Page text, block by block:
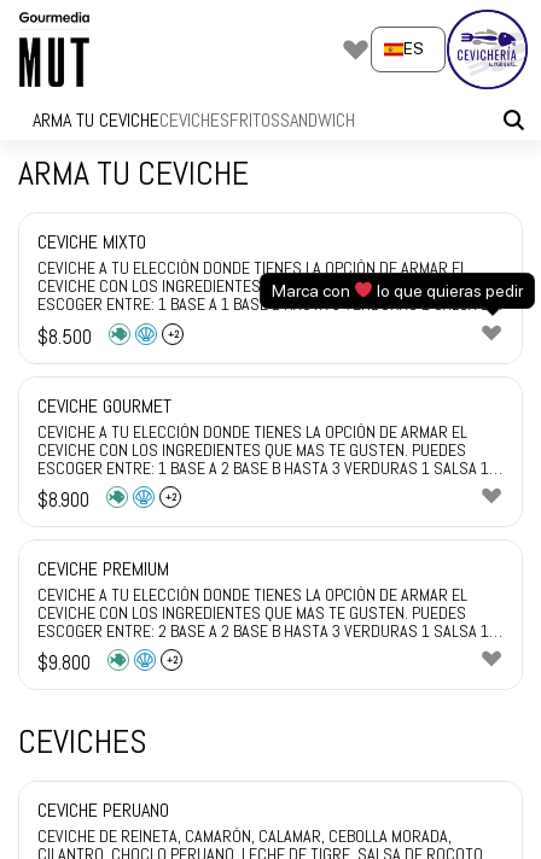
Skip
content
ES
ARMA TU CEVICHECEVICHESFRITOSSANDWICH
ARMA TU CEVICHE
CEVICHE MIXTO
CEVICHE A TU ELECCIÓN DONDE TIENES LA OPCIÓN DE ARMAR EL
CEVICHE CON LOS INGREDIENTES QUE MAS TE GUSTEN. PUEDES
ESCOGER ENTRE: 1 BASE A 1 BASE B HASTA 3 VERDURAS 1 SALSA 1
CRUNCH ELIGE Y DISFRUTA DE TU PEDIDO
$8.500 +2
CEVICHE GOURMET
CEVICHE A TU ELECCIÓN DONDE TIENES LA OPCIÓN DE ARMAR EL
CEVICHE CON LOS INGREDIENTES QUE MAS TE GUSTEN. PUEDES
ESCOGER ENTRE: 1 BASE A 2 BASE B HASTA 3 VERDURAS 1 SALSA 1
CRUNCH ELIGE Y DISFRUTA DE TU PEDIDO
$8.900 +2
CEVICHE PREMIUM
CEVICHE A TU ELECCIÓN DONDE TIENES LA OPCIÓN DE ARMAR EL
CEVICHE CON LOS INGREDIENTES QUE MAS TE GUSTEN. PUEDES
ESCOGER ENTRE: 2 BASE A 2 BASE B HASTA 3 VERDURAS 1 SALSA 1
CRUNCH ELIGE Y DISFRUTA DE TU PEDIDO
$9.800 +2
CEVICHES
CEVICHE PERUANO
CEVICHE DE REINETA, CAMARÓN, CALAMAR, CEBOLLA MORADA,
Marca con lo que quieras pedir